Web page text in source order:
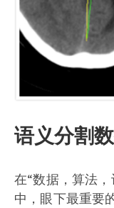
语义分割
在“数据，算法
中，眼下最重要